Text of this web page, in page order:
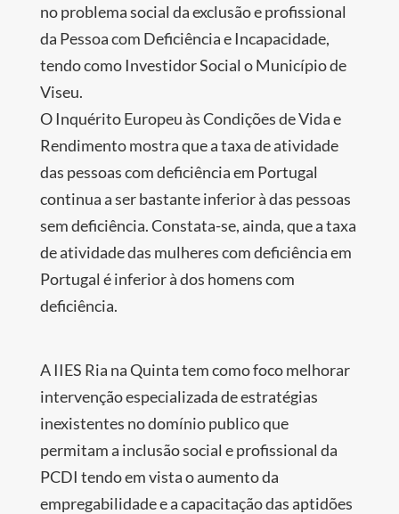
no problema social da exclusão e profissional
da Pessoa com Deficiência e Incapacidade,
tendo como Investidor Social o Município de
Viseu.
O Inquérito Europeu às Condições de Vida e
Rendimento mostra que a taxa de atividade
das pessoas com deficiência em Portugal
continua a ser bastante inferior à das pessoas
sem deficiência. Constata-se, ainda, que a taxa
de atividade das mulheres com deficiência em
Portugal é inferior à dos homens com
deficiência.
A IIES Ria na Quinta tem como foco melhorar
intervenção especializada de estratégias
inexistentes no domínio publico que
permitam a inclusão social e profissional da
PCDI tendo em vista o aumento da
empregabilidade e a capacitação das aptidões